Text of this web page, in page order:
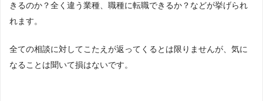
きるのか？全く違う業種、職種に転職できるか？などが挙げられ
れます。
全ての相談に対してこたえが返ってくるとは限りませんが、気に
なることは聞いて損はないです。